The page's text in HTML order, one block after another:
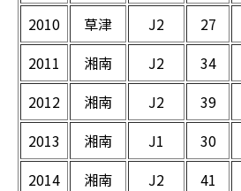
2010
草津 J2 27
2011
湘南 J2 34
2012
湘南 J2 39
2013
湘南 J1 30
2014
湘南 J2 41